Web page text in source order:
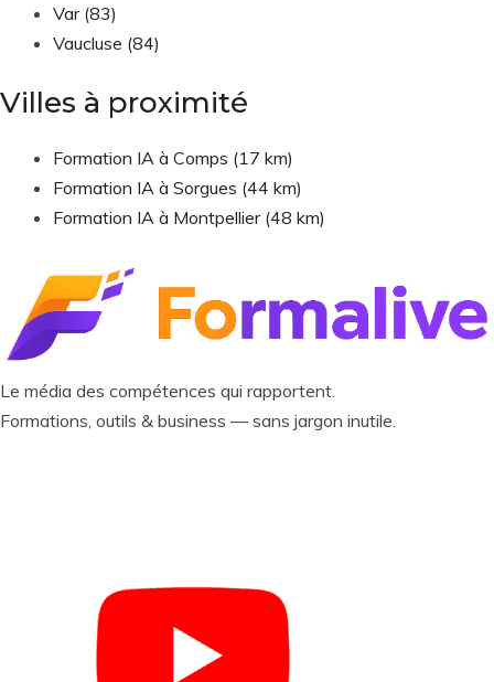
Var (83)
Vaucluse (84)
Villes à proximité
Formation IA à Comps (17 km)
Formation IA à Sorgues (44 km)
Formation IA à Montpellier (48 km)
Le média des compétences qui rapportent.
Formations, outils & business — sans jargon inutile.